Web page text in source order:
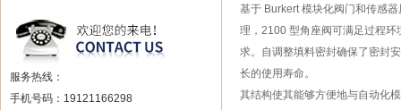
服务热线：
手机号码：19121166298
基于 Burkert 模块化阀门和传感器
理，2100 型角座阀可满足过程环
求。自调整填料密封确保了密封
长的使用寿命。
其结构使其能够方便地与自动化